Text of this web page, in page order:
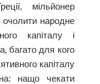
мільйонер
народне
капіталу і
багато для кого
капіталу
нащо чекати